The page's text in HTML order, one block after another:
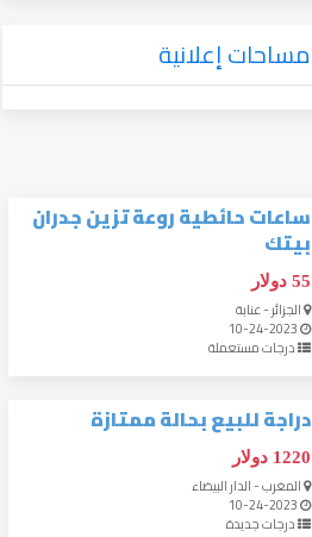
مساحات إعلانية
ساعات حائطية روعة تزين جدران
بيتك
55 دولار
الجزائر - عنابة
10-24-2023
درجات مستعملة
دراجة للبيع بحالة ممتازة
1220 دولار
المغرب - الدار البيضاء
10-24-2023
درجات جديدة